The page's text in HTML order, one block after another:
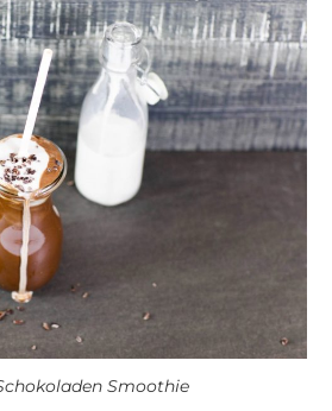
Smoothie